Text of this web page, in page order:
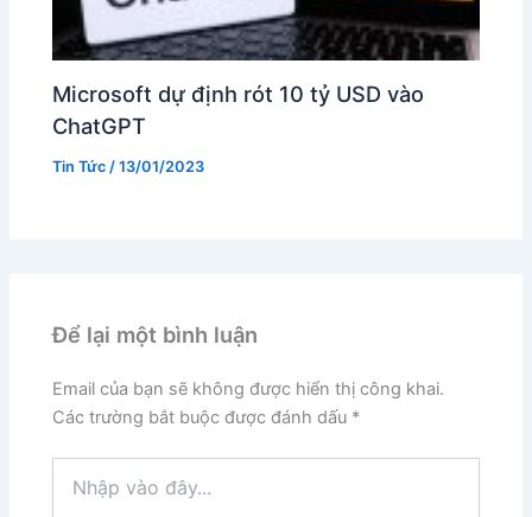
Microsoft dự định rót 10 tỷ USD vào
ChatGPT
Tin Tức /13/01/2023
Để lại một bình luận
Email của bạn sẽ không được hiển thị công khai.
Các trường bắt buộc được đánh dấu *
vào